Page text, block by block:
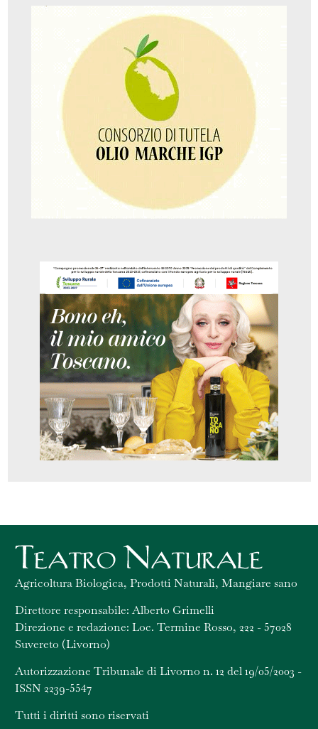
Agricoltura Biologica, Prodotti Naturali, Mangiare sano
Direttore responsabile: Alberto Grimelli
Direzione e redazione: Loc. Termine Rosso, 222 - 57028
Suvereto (Livorno)
Autorizzazione Tribunale di Livorno n. 12 del 19/05/2003 -
ISSN 2239-5547
Tutti i diritti sono riservati